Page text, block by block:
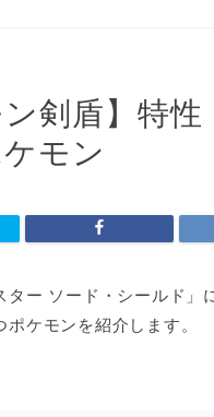
ン剣盾】特
モン
ター ソード・シールド
ケモンを紹介します。